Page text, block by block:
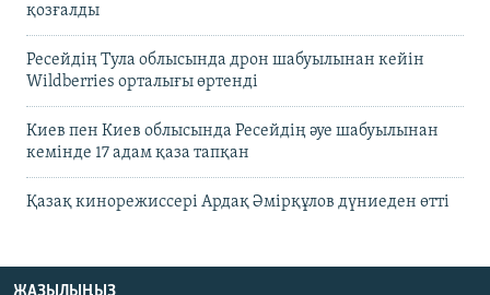
қозғалды
Ресейдің Тула облысында дрон шабуылынан кейін
Wildberries орталығы өртенді
Киев пен Киев облысында Ресейдің әуе шабуылынан
кемінде 17 адам қаза тапқан
Қазақ кинорежиссері Ардақ Әмірқұлов дүниеден өтті